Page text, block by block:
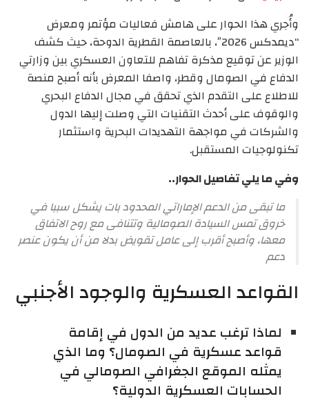
وأُجري هذا الحوار على هامش فعاليات مؤتمر ومعرض
“ديمدكس 2026″، بالعاصمة القطرية الدوحة، حيث كشف
الوزير عن توقيع مذكرة تفاهم للتعاون العسكري بين وزارتي
الدفاع في الصومال وقطر، واصفا المعرض بأنه أصبح منصة
للاطلاع على التقدم الذي تحقق في مجال الدفاع البحري
والوقوف على أحدث التقنيات التي وصلت إليها الدول
والشركات في مواجهة التهديدات البحرية واستثمار
تكنولوجيات المستقبل.
وفي ما يلي تفاصيل الحوار..
ما تبقى من الدعم الإماراتي المحدود بات يشكل سببا في
خروق تمس السيادة الصومالية وتتنافى مع روح الاتفاق
معها، وأصبح أقرب إلى عامل تقويض بدلا من أن يكون عنصر
دعم
القواعد العسكرية والوجود الأجنبي
لماذا ترغب عديد من الدول في إقامة
قواعد عسكرية في الصومال؟ وما الذي
يمثله الموقع الجغرافي الصومالي في
الحسابات العسكرية الدولية؟